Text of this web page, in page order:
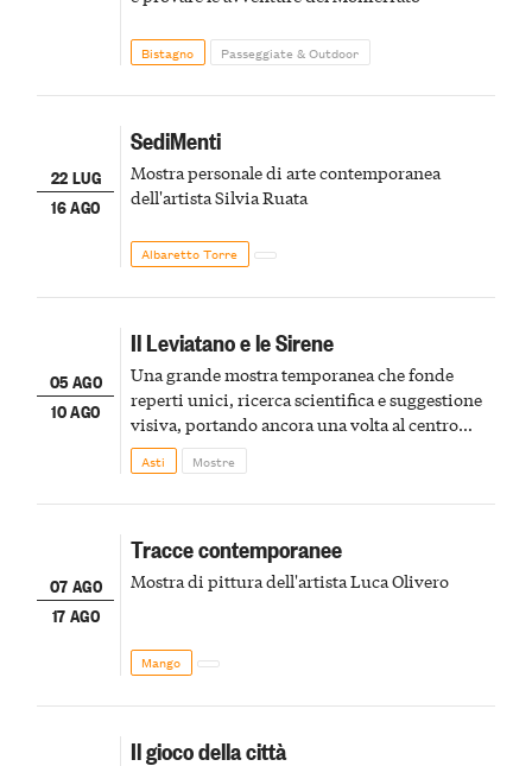
Bistagno Passeggiate & Outdoor
22 LUG
16 AGO
SediMenti
Mostra personale di arte contemporanea
dell'artista Silvia Ruata
Albaretto Torre
05 AGO
10 AGO
Il Leviatano e le Sirene
Una grande mostra temporanea che fonde
reperti unici, ricerca scientifica e suggestione
visiva, portando ancora una volta al centro
della scena le meraviglie del passato astigiano
Asti Mostre
07 AGO
17 AGO
Tracce contemporanee
Mostra di pittura dell'artista Luca Olivero
Mango
Il gioco della città